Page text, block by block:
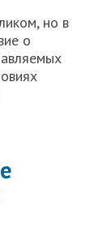
но в
о